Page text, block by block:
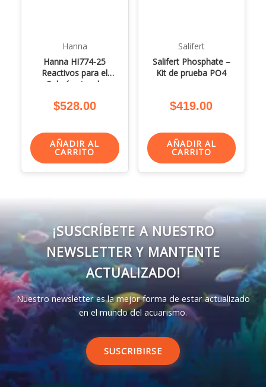
Hanna
Hanna HI774-25
Reactivos para el
Colorímetro de
Rango (ULR)
$528.00
AÑADIR AL
CARRITO
Salifert
Salifert Phosphate –
Kit de prueba PO4
$419.00
AÑADIR AL
CARRITO
¡SUSCRÍBETE A NUESTRO
NEWSLETTER Y MANTENTE
ACTUALIZADO!
Nuestro newsletter es la mejor forma de estar actualizado
en el mundo del acuarismo.
SUSCRIBIRSE